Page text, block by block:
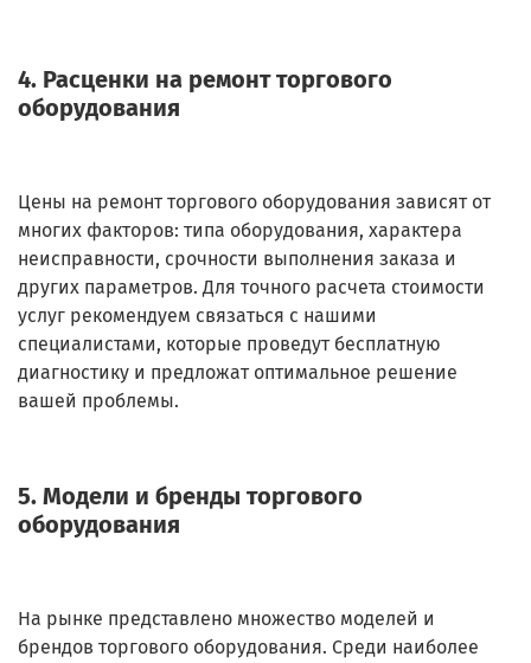
4. Расценки на ремонт торгового
оборудования
Цены на ремонт торгового оборудования зависят от
многих факторов: типа оборудования, характера
неисправности, срочности выполнения заказа и
других параметров. Для точного расчета стоимости
услуг рекомендуем связаться с нашими
специалистами, которые проведут бесплатную
диагностику и предложат оптимальное решение
вашей проблемы.
5. Модели и бренды торгового
оборудования
На рынке представлено множество моделей и
брендов торгового оборудования. Среди наиболее